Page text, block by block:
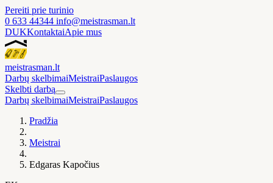
Pereiti prie turinio
0 633 44344 info@meistrasman.lt
DUKKontaktaiApie mus
meistrasman.lt
Darbų skelbimaiMeistraiPaslaugos
Skelbti darbą
Darbų skelbimaiMeistraiPaslaugos
Pradžia
Meistrai
Edgaras Kapočius